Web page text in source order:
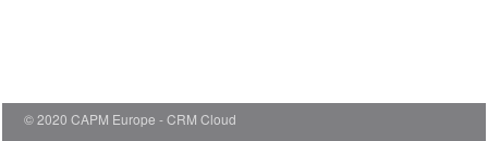
© 2020 CAPM Europe CRM Cloud